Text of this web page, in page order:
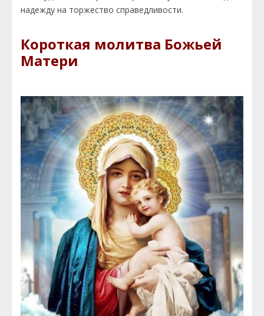
надежду на торжество справедливости.
Короткая молитва Божьей
Матери